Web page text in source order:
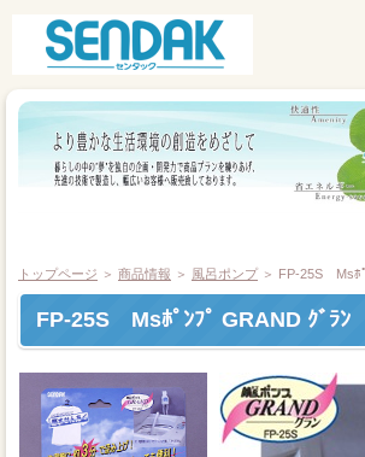
お客様サポート
トップページ ＞ 商品情報 ＞ 風呂ポンプ ＞ FP-25S Msﾎ
FP-25S Msﾎﾟﾝﾌﾟ GRAND ｸﾞﾗﾝ